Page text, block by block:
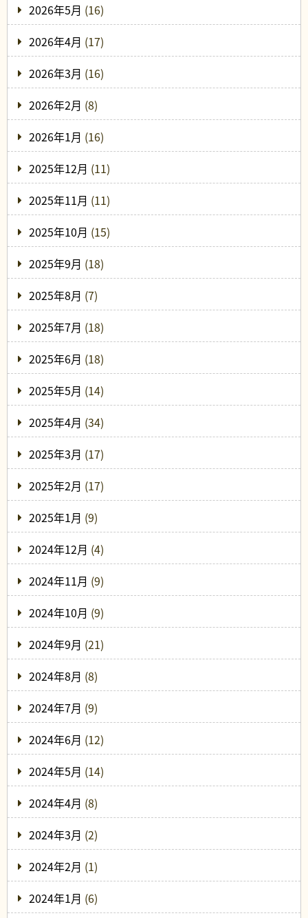
2026年5月 (16)
2026年4月 (17)
2026年3月 (16)
2026年2月 (8)
2026年1月 (16)
2025年12月 (11)
2025年11月 (11)
2025年10月 (15)
2025年9月 (18)
2025年8月 (7)
2025年7月 (18)
2025年6月 (18)
2025年5月 (14)
2025年4月 (34)
2025年3月 (17)
2025年2月 (17)
2025年1月 (9)
2024年12月 (4)
2024年11月 (9)
2024年10月 (9)
2024年9月 (21)
2024年8月 (8)
2024年7月 (9)
2024年6月 (12)
2024年5月 (14)
2024年4月 (8)
2024年3月 (2)
2024年2月 (1)
2024年1月 (6)